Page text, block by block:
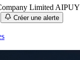
Limited AIPUY
Créer une alerte